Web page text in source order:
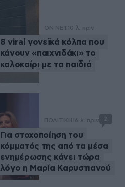
ON NET 10 λ. πριν
8 viral γονεϊκά κόλπα που
κάνουν «παιχνιδάκι» το
καλοκαίρι με τα παιδιά
ΠΟΛΙΤΙΚΗ 16 λ. πριν 2
Για στοχοποίηση του
κόμματός της από τα μέσα
ενημέρωσης κάνει τώρα
λόγο η Μαρία Καρυστιανού